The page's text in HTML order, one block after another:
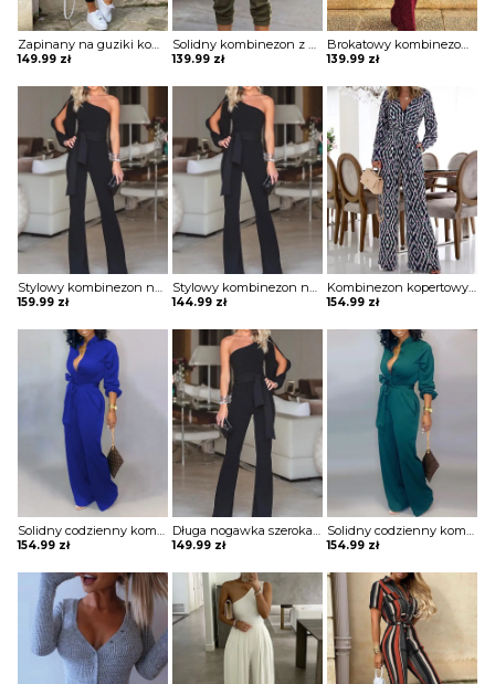
Zapinany na guziki kombinezon w paski z krótkim rękawem Diamanto
149.99 zł
Solidny kombinezon z długim rękawem cargo Taru
139.99 zł
Brokatowy kombinezon bez rękawów z okrągłym dekoltem i cekinami Sheron
139.99 zł
Stylowy kombinezon na jedno ramię z rozcięciem rękawach Igballe
159.99 zł
Stylowy kombinezon na jedno ramię z rozcięciem rękawach Rahime
144.99 zł
Kombinezon kopertowy z szerokimi nogawkami w geometryczny wzór Rogeria
154.99 zł
Solidny codzienny kombinezon z kieszenią na guziki Eisine
154.99 zł
Długa nogawka szeroka bez rękawów asymetryczny dekolt wiązanie elegancki impreza kombinezon Nadia
149.99 zł
Solidny codzienny kombinezon z kieszenią na guziki Eisine
154.99 zł